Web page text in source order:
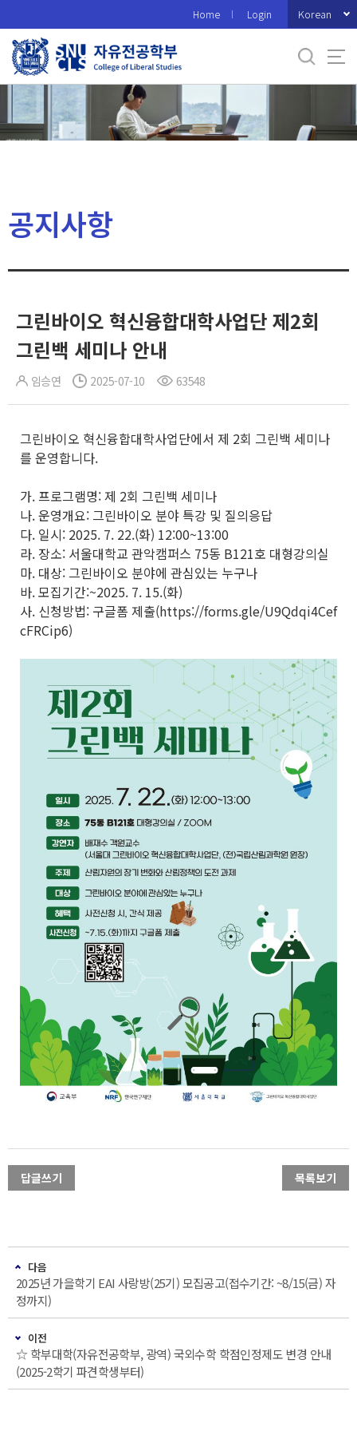
로
메
Home Login Korean
공지사항
그린바이오 혁신융합대학사업단 제2회
그린백 세미나 안내
임승연 2025-07-10 63548
그린바이오 혁신융합대학사업단에서 제 2회 그린백 세미나
를 운영합니다.
가. 프로그램명: 제 2회 그린백 세미나
나. 운영개요: 그린바이오 분야 특강 및 질의응답
다. 일시: 2025. 7. 22.(화) 12:00~13:00
라. 장소: 서울대학교 관악캠퍼스 75동 B121호 대형강의실
마. 대상: 그린바이오 분야에 관심있는 누구나
바. 모집기간:~2025. 7. 15.(화)
사. 신청방법: 구글폼 제출(https://forms.gle/U9Qdqi4Cef
cFRCip6)
답글쓰기 목록보기
다음
2025년 가을학기 EAI 사랑방(25기) 모집공고(접수기간: ~8/15(금) 자
정까지)
이전
☆ 학부대학(자유전공학부, 광역) 국외수학 학점인정제도 변경 안내
(2025-2학기 파견학생부터)